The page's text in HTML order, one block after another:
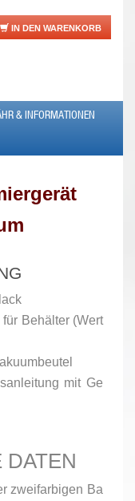
IN DEN WARENKORB
& INFORMATIONEN
Behälter (Wert
mit Ge
DATEN
zweifarbigen Ba